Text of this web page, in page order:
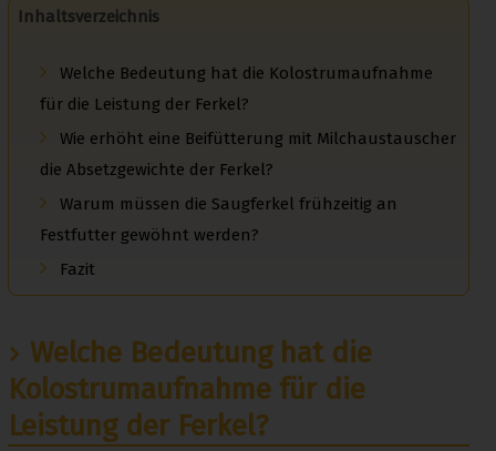
Inhaltsverzeichnis
Welche Bedeutung hat die Kolostrumaufnahme
für die Leistung der Ferkel?
Wie erhöht eine Beifütterung mit Milchaustauscher
die Absetzgewichte der Ferkel?
Warum müssen die Saugferkel frühzeitig an
Festfutter gewöhnt werden?
Fazit
Welche Bedeutung hat die
Kolostrumaufnahme für die
Leistung der Ferkel?